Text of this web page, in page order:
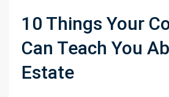
10 Things Your
Can Teach You
Estate